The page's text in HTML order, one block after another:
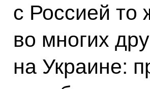
с Россией то
во многих
на Украине: